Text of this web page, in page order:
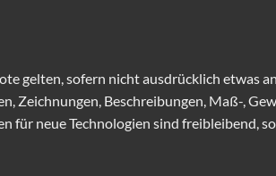
gelten, sofern nicht ausdrücklich etwas
Zeichnungen, Beschreibungen, Maß-,
für neue Technologien sind freibleibend,